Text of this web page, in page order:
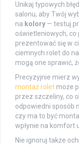
Unikaj typowych
salonu, aby Twój
na kolory — testuj
oświetleniowych, co
prezentować się w
ciemnych rolet do
mogą one sprawić,
Precyzyjnie mierz
montaż rolet może
przez szczeliny, co
odpowiedni sposób
czy ma to być
wpłynie na komfort
Nie ignoruj także